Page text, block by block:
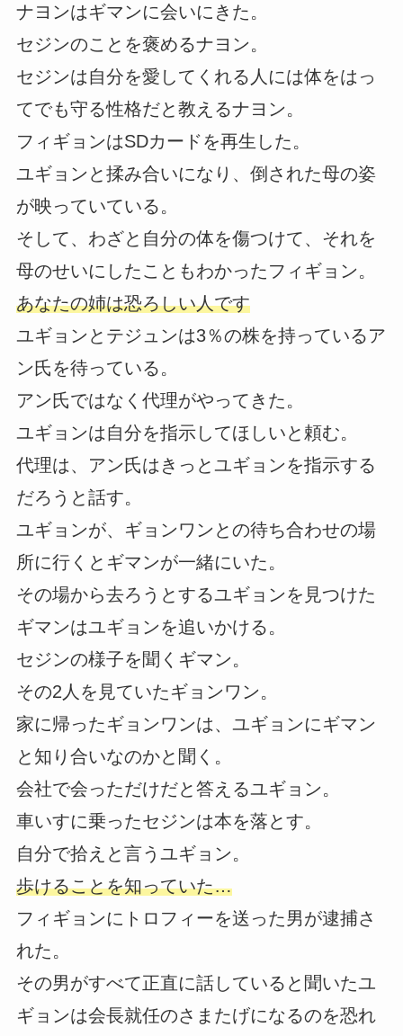
ナヨンはギマンに会いにきた。
セジンのことを褒めるナヨン。
セジンは自分を愛してくれる人には体をはっ
てでも守る性格だと教えるナヨン。
フィギョンはSDカードを再生した。
ユギョンと揉み合いになり、倒された母の姿
が映っていている。
そして、わざと自分の体を傷つけて、それを
母のせいにしたこともわかったフィギョン。
あなたの姉は恐ろしい人です
ユギョンとテジュンは3％の株を持っているア
ン氏を待っている。
アン氏ではなく代理がやってきた。
ユギョンは自分を指示してほしいと頼む。
代理は、アン氏はきっとユギョンを指示する
だろうと話す。
ユギョンが、ギョンワンとの待ち合わせの場
所に行くとギマンが一緒にいた。
その場から去ろうとするユギョンを見つけた
ギマンはユギョンを追いかける。
セジンの様子を聞くギマン。
その2人を見ていたギョンワン。
家に帰ったギョンワンは、ユギョンにギマン
と知り合いなのかと聞く。
会社で会っただけだと答えるユギョン。
車いすに乗ったセジンは本を落とす。
自分で拾えと言うユギョン。
歩けることを知っていた…
フィギョンにトロフィーを送った男が逮捕さ
れた。
その男がすべて正直に話していると聞いたユ
ギョンは会長就任のさまたげになるのを恐れ